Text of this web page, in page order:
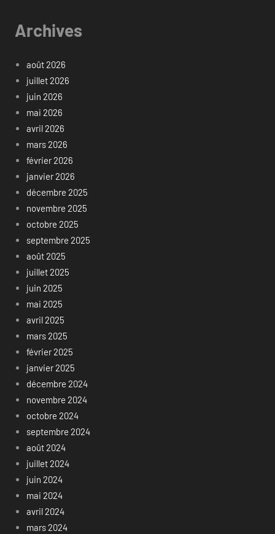
Archives
août 2026
juillet 2026
juin 2026
mai 2026
avril 2026
mars 2026
février 2026
janvier 2026
décembre 2025
novembre 2025
octobre 2025
septembre 2025
août 2025
juillet 2025
juin 2025
mai 2025
avril 2025
mars 2025
février 2025
janvier 2025
décembre 2024
novembre 2024
octobre 2024
septembre 2024
août 2024
juillet 2024
juin 2024
mai 2024
avril 2024
mars 2024